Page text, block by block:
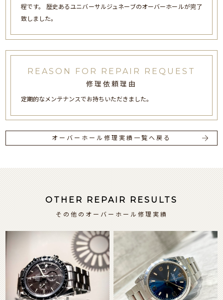
程です。 歴史あるユニバーサルジュネーブのオーバーホールが完了
致しました。
REASON FOR REPAIR REQUEST
修理依頼理由
定期的なメンテナンスでお持ちいただきました。
オーバーホール修理実績一覧へ戻る
OTHER REPAIR RESULTS
その他のオーバーホール修理実績